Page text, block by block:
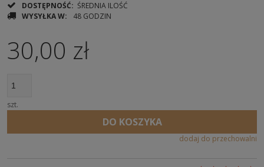
DOSTĘPNOŚĆ: ŚREDNIA ILOŚĆ
WYSYŁKA W:
48 GODZIN
30,00 zł
szt.
DO KOSZYKA
dodaj do przechowalni